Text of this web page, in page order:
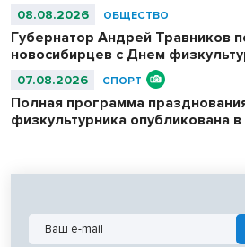
08.08.2026 ОБЩЕСТВО
Губернатор Андрей Травников
новосибирцев с Днем
07.08.2026 СПОРТ
Полная программа
физкультурника опубликована